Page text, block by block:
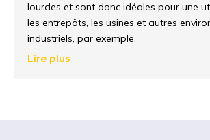
lourdes et sont donc idéales pour une
les entrepôts, les usines et autres
industriels, par exemple.
Lire plus